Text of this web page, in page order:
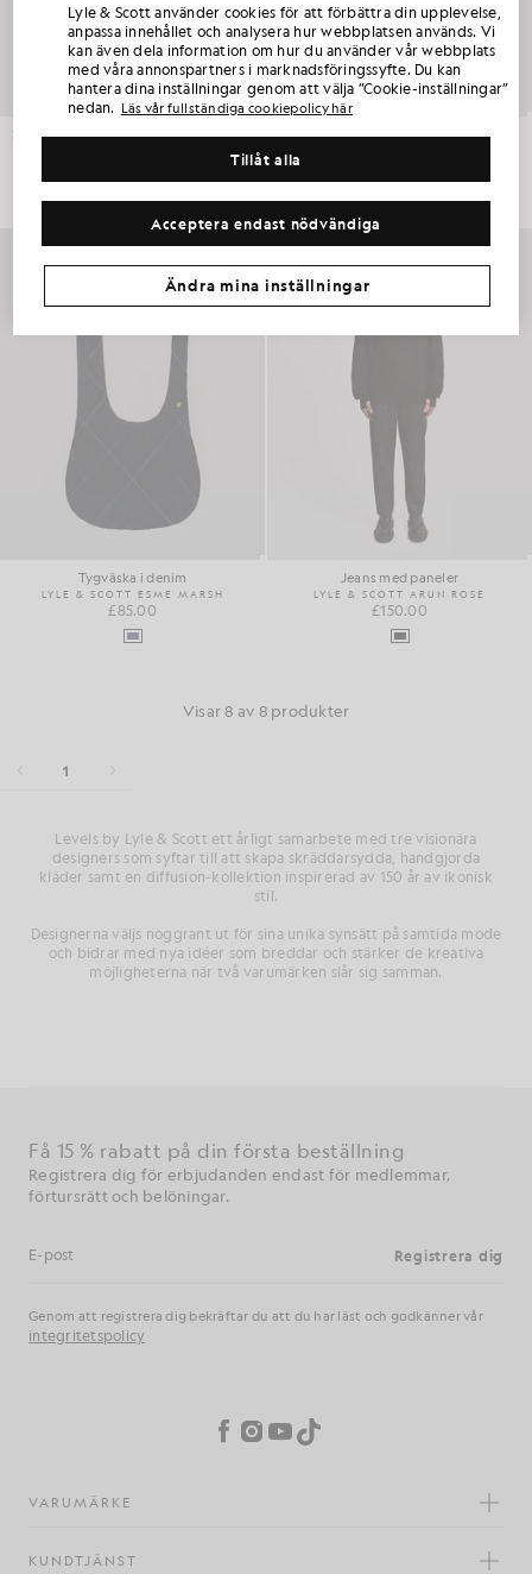
Stickad träningsjacka i argylemönster
Tygväska i denim
LYLE & SCOTT ESME MARSH
£85.00
Jeans med paneler
LYLE & SCOTT ARUN ROSE
£150.00
Visar 8 av 8 produkter
1
Levels by Lyle & Scott ett årligt samarbete med tre visionära
designers som syftar till att skapa skräddarsydda, handgjorda
kläder samt en diffusion-kollektion inspirerad av 150 år av ikonisk
stil.
Designerna väljs noggrant ut för sina unika synsätt på samtida mode
och bidrar med nya idéer som breddar och stärker de kreativa
möjligheterna när två varumärken slår sig samman.
Få 15 % rabatt på din första beställning
Registrera dig för erbjudanden endast för medlemmar,
förtursrätt och belöningar.
E-postadress Registrera dig
Genom att registrera dig bekräftar du att du har läst och godkänner vår
integritetspolicy
Facebook
Instagram
YouTube
TikTok
VARUMÄRKE
KUNDTJÄNST
Lyle & Scott använder cookies för att förbättra din upplevelse,
anpassa innehållet och analysera hur webbplatsen används. Vi
kan även dela information om hur du använder vår webbplats
med våra annonspartners i marknadsföringssyfte. Du kan
hantera dina inställningar genom att välja ”Cookie-inställningar”
nedan. Läs vår fullständiga cookiepolicy här
Acceptera endast nödvändiga
Tillåt alla
Ändra mina inställningar
BESTÄLLNING
Gå med i Club Lyle & Scott och var först med att få information om nya kollektioner,
samarbeten och säsongsrea endast för medlemmar, samt en exklusiv välkomstkod
som ger 15 % rabatt.
UTNYTTJA MITT ERBJUDANDE